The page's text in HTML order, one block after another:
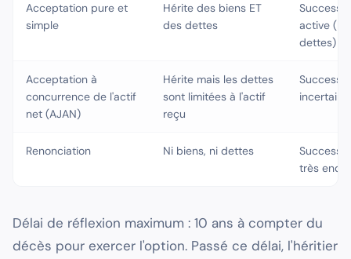
Acceptation pure et
simple
Hérite des biens ET
des dettes
active
dettes)
Acceptation à
concurrence de l'actif
net (AJAN)
Hérite mais les dettes
sont limitées à l'actif
reçu
incertaine
Renonciation Ni biens, ni dettes
très
Délai de réflexion maximum : 10 ans à compter du
décès pour exercer l'option. Passé ce délai, l'héritier